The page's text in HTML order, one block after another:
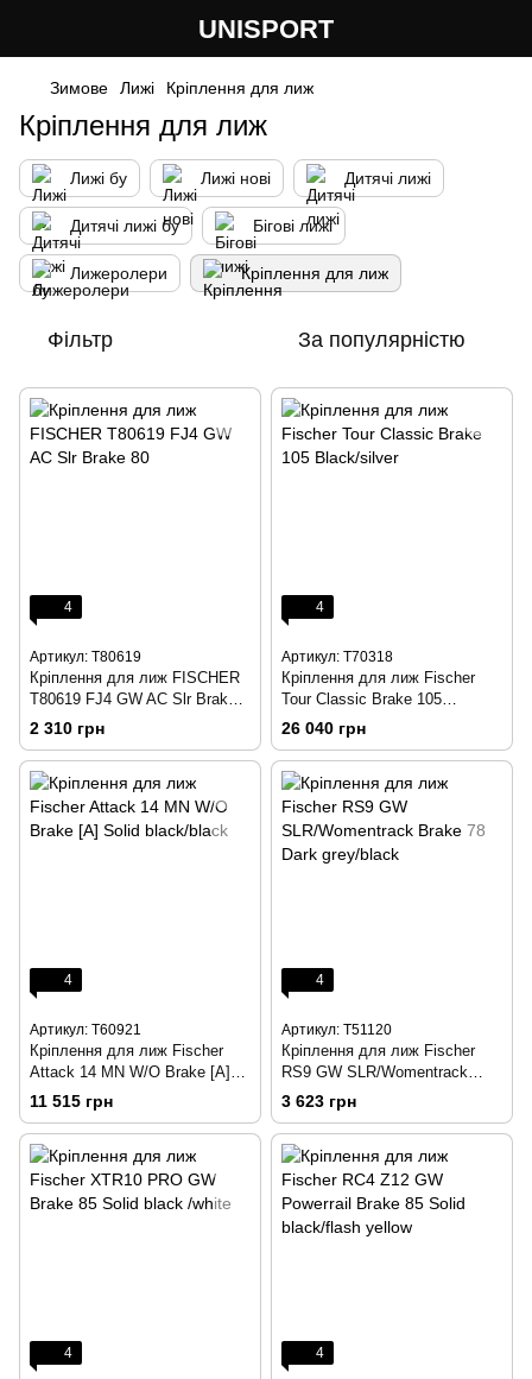
UNISPORT
Зимове Лижі Кріплення для лиж
Кріплення для лиж
Лижі бу Лижі нові Дитячі лижі
Дитячі лижі бу Бігові лижі
Лижеролери Кріплення для лиж
Фільтр За популярністю
4
Артикул: T80619
Кріплення для лиж FISCHER
T80619 FJ4 GW AC Slr Brake
80
2 310 грн
4
Артикул: T70318
Кріплення для лиж Fischer
Tour Classic Brake 105
Black/silver
26 040 грн
4
Артикул: T60921
Кріплення для лиж Fischer
Attack 14 MN W/O Brake [A]
Solid black/black
11 515 грн
4
Артикул: T51120
Кріплення для лиж Fischer
RS9 GW SLR/Womentrack
Brake 78 Dark grey/black
3 623 грн
4 4